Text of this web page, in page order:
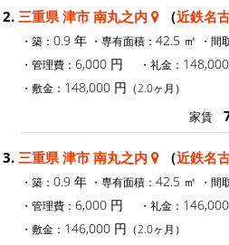
2. 三重県 津市 南丸之内 （近鉄名
・築： 0.9 年 ・専有面積： 42.5 ㎡ ・間
・管理費： 6,000 円 ・礼金：
・敷金： 148,000 円 （2.0ヶ月）
家賃
3. 三重県 津市 南丸之内 （近鉄名
・築： 0.9 年 ・専有面積： 42.5 ㎡ ・間
・管理費： 6,000 円 ・礼金：
・敷金： 146,000 円 （2.0ヶ月）